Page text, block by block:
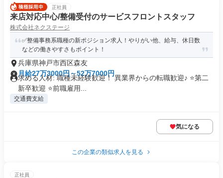
正社員
来店対応中心/整備受付のサービスフロントスタッフ
株式会社ネクステージ
✅整備事務系職種の新ポジション求人！やりがい他、給与、休日数
などの働きやすさもポイント！
兵庫県神戸市西区森友
月給27万3000円～52万7000円
求める人材: 職種未経験歓迎！ 異業界からの転職歓迎♪ ⭐第二
新卒歓迎 ⭐前職雇用...
交通費支給
気になる
この企業の類似求人を見る
正社員